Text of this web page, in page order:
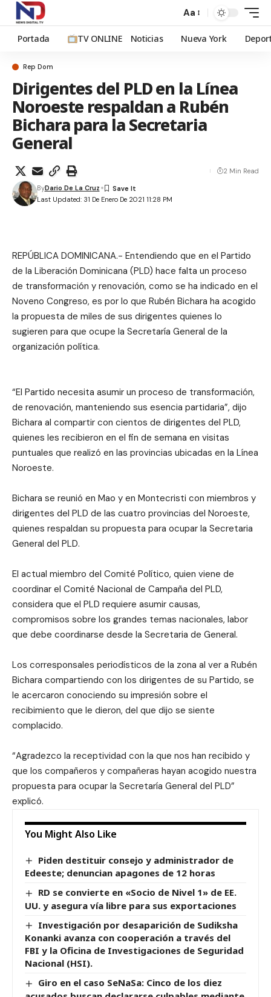
Aa
Portada TV ONLINE Noticias Nueva York
Rep Dom
Dirigentes del PLD en la Línea
Noroeste respaldan a Rubén
Bichara para la Secretaria
General
Last Updated: 31 De Enero De 2021 11:28 PM
ByDario De La Cruz
2 Min Read
REPÚBLICA DOMINICANA.- Entendiendo que en el Partido
de la Liberación Dominicana (PLD) hace falta un proceso
de transformación y renovación, como se ha indicado en el
Noveno Congreso, es por lo que Rubén Bichara ha acogido
la propuesta de miles de sus dirigentes quienes lo
sugieren para que ocupe la Secretaría General de la
organización política.
“El Partido necesita asumir un proceso de transformación,
de renovación, manteniendo sus esencia partidaria”, dijo
Bichara al compartir con cientos de dirigentes del PLD,
quienes les recibieron en el fin de semana en visitas
puntuales que realizó en las provincias ubicadas en la Línea
Noroeste.
Bichara se reunió en Mao y en Montecristi con miembros y
dirigentes del PLD de las cuatro provincias del Noroeste,
quienes respaldan su propuesta para ocupar la Secretaria
General del PLD.
El actual miembro del Comité Político, quien viene de
coordinar el Comité Nacional de Campaña del PLD,
considera que el PLD requiere asumir causas,
compromisos sobre los grandes temas nacionales, labor
que debe coordinarse desde la Secretaria de General.
Los corresponsales periodísticos de la zona al ver a Rubén
Bichara compartiendo con los dirigentes de su Partido, se
le acercaron conociendo su impresión sobre el
recibimiento que le dieron, del que dijo se siente
complacido.
“Agradezco la receptividad con la que nos han recibido y
que los compañeros y compañeras hayan acogido nuestra
propuesta para ocupar la Secretaría General del PLD”
explicó.
You Might Also Like
Piden destituir consejo y administrador de
Edeeste; denuncian apagones de 12 horas
RD se convierte en «Socio de Nivel 1» de EE.
UU. y asegura vía libre para sus exportaciones
Investigación por desaparición de Sudiksha
Konanki avanza con cooperación a través del
FBI y la Oficina de Investigaciones de Seguridad
Nacional (HSI).
Giro en el caso SeNaSa: Cinco de los diez